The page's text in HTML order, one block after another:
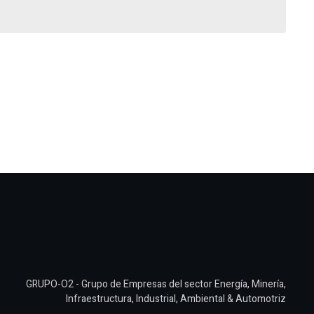
GRUPO-O2 - Grupo de Empresas del sector Energía, Minería,
Infraestructura, Industrial, Ambiental & Automotriz